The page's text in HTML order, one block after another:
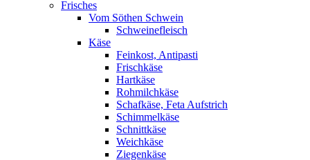
Frisches
Vom Söthen Schwein
Schweinefleisch
Käse
Feinkost, Antipasti
Frischkäse
Hartkäse
Rohmilchkäse
Schafkäse, Feta Aufstrich
Schimmelkäse
Schnittkäse
Weichkäse
Ziegenkäse